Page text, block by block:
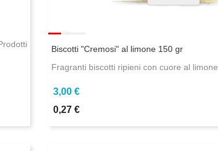
Biscotti "Cremosi" al limone 150 gr
Fragranti biscotti ripieni con cuore al limone
3,00 €
0,27 €